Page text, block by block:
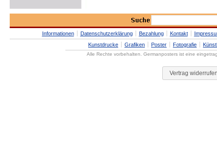
Informationen Datenschutzerklärung Bezahlung Kontakt
Kunstdrucke
Grafiken Poster Fotografie
Alle Rechte vorbehalten. Germanposters ist eine
Vertrag